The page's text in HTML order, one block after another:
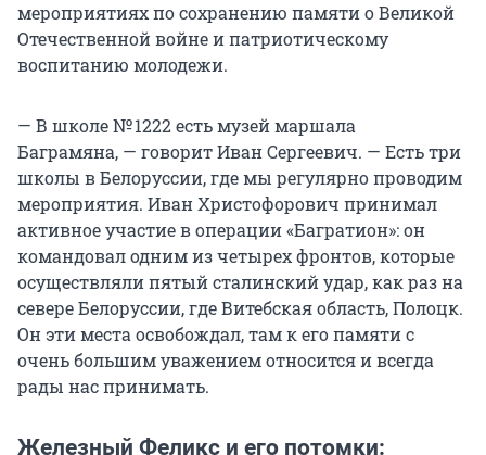
мероприятиях по сохранению памяти о Великой
Отечественной войне и патриотическому
воспитанию молодежи.
— В школе№ 1222есть музей маршала
Баграмяна, — говорит Иван Сергеевич. — Есть три
школы в Белоруссии, где мы регулярно проводим
мероприятия. Иван Христофорович принимал
активное участие в операции «Багратион»: он
командовал одним из четырех фронтов, которые
осуществляли пятый сталинский удар, как раз на
севере Белоруссии, где Витебская область, Полоцк.
Он эти места освобождал, там к его памяти с
очень большим уважением относится и всегда
рады нас принимать.
Железный Феликс и его потомки: